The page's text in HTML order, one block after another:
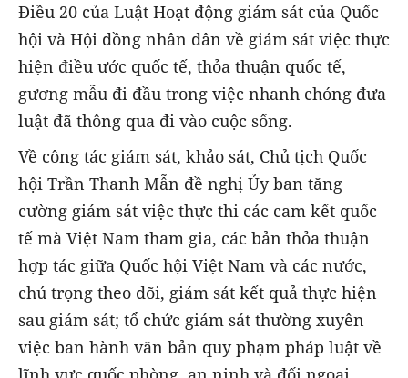
Điều 20 của Luật Hoạt động giám sát của Quốc
hội và Hội đồng nhân dân về giám sát việc thực
hiện điều ước quốc tế, thỏa thuận quốc tế,
gương mẫu đi đầu trong việc nhanh chóng đưa
luật đã thông qua đi vào cuộc sống.
Về công tác giám sát, khảo sát, Chủ tịch Quốc
hội Trần Thanh Mẫn đề nghị Ủy ban tăng
cường giám sát việc thực thi các cam kết quốc
tế mà Việt Nam tham gia, các bản thỏa thuận
hợp tác giữa Quốc hội Việt Nam và các nước,
chú trọng theo dõi, giám sát kết quả thực hiện
sau giám sát; tổ chức giám sát thường xuyên
việc ban hành văn bản quy phạm pháp luật về